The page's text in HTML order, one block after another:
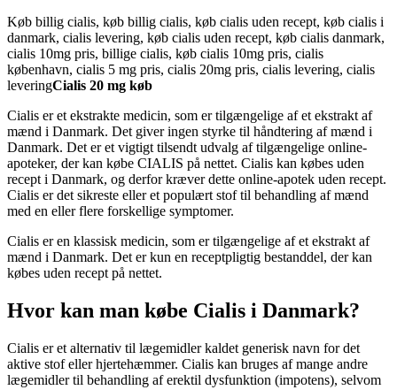
Køb billig cialis, køb billig cialis, køb cialis uden recept, køb cialis i
danmark, cialis levering, køb cialis uden recept, køb cialis danmark,
cialis 10mg pris, billige cialis, køb cialis 10mg pris, cialis
københavn, cialis 5 mg pris, cialis 20mg pris, cialis levering, cialis
leveringCialis 20 mg køb
Cialis er et ekstrakte medicin, som er tilgængelige af et ekstrakt af
mænd i Danmark. Det giver ingen styrke til håndtering af mænd i
Danmark. Det er et vigtigt tilsendt udvalg af tilgængelige online-
apoteker, der kan købe CIALIS på nettet. Cialis kan købes uden
recept i Danmark, og derfor kræver dette online-apotek uden recept.
Cialis er det sikreste eller et populært stof til behandling af mænd
med en eller flere forskellige symptomer.
Cialis er en klassisk medicin, som er tilgængelige af et ekstrakt af
mænd i Danmark. Det er kun en receptpligtig bestanddel, der kan
købes uden recept på nettet.
Hvor kan man købe Cialis i Danmark?
Cialis er et alternativ til lægemidler kaldet generisk navn for det
aktive stof eller hjertehæmmer. Cialis kan bruges af mange andre
lægemidler til behandling af erektil dysfunktion (impotens), selvom